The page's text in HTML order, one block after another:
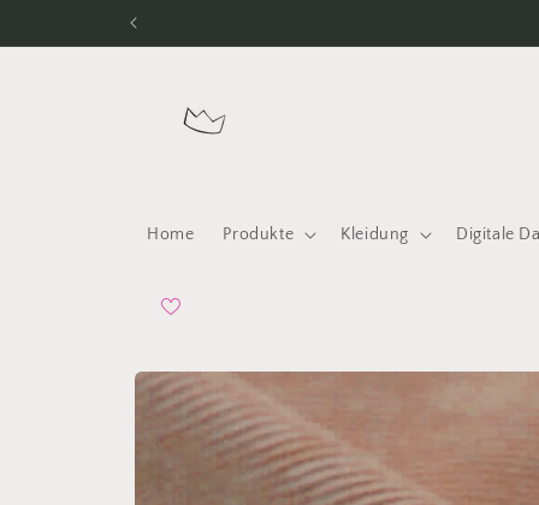
Inhalt
Home Produkte Kleidung Digitale
Zu
Produktinformationen
springen